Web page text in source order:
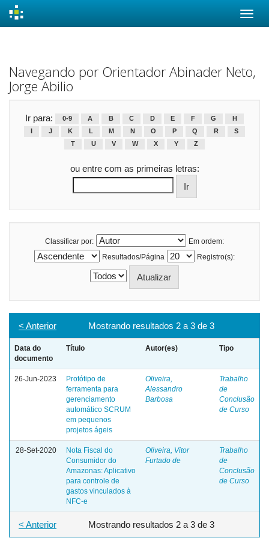
Navegando por Orientador Abinader Neto,
Jorge Abilio
Ir para: 0-9 A B C D E F G
H
J K L M N O P Q R
S
T
U V W X Y Z
ou entre com as primeiras letras:
Classificar por:
Em ordem:
Resultados/Página
Registro(s):
Mostrando resultados 2 a 3 de 3
< Anterior
Data do
documento
Título Autor(es) Tipo
26-Jun-2023
Protótipo de
ferramenta para
gerenciamento
automático SCRUM
em pequenos
projetos ágeis
Oliveira,
Alessandro
Barbosa
Trabalho
de
Conclusão
de Curso
28-Set-2020
Nota Fiscal do
Consumidor do
Amazonas: Aplicativo
para controle de
gastos vinculados à
NFC-e
Oliveira, Vitor
Furtado de
Trabalho
de
Conclusão
de Curso
Mostrando resultados 2 a 3 de 3
< Anterior